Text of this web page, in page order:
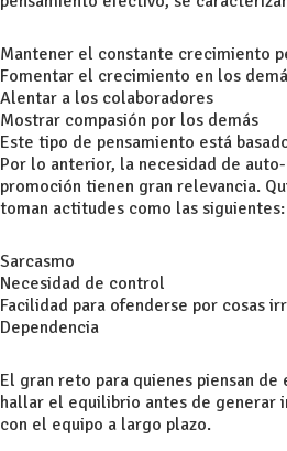
Mantener el constante crecimiento
Fomentar el crecimiento en los
Alentar a los colaboradores
Mostrar compasión por los demás
Este tipo de pensamiento está
Por lo anterior, la necesidad de
promoción tienen gran relevancia.
toman actitudes como las siguientes:
Sarcasmo
Necesidad de control
Facilidad para ofenderse por cosas
Dependencia
El gran reto para quienes piensan
hallar el equilibrio antes de generar
con el equipo a largo plazo.